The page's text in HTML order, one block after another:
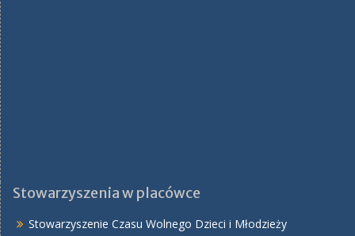
Stowarzyszenia w placówce
Stowarzyszenie Czasu Wolnego Dzieci i Młodzieży